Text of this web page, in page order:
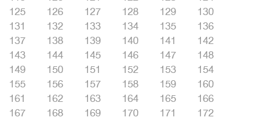
125
126 127 128 129
130
131
132 133 134 135
136
137
138 139 140 141
142
143
144 145 146 147
148
149
150 151 152 153
154
155
156 157 158 159
160
161
162 163 164 165
166
167
168 169 170 171
172